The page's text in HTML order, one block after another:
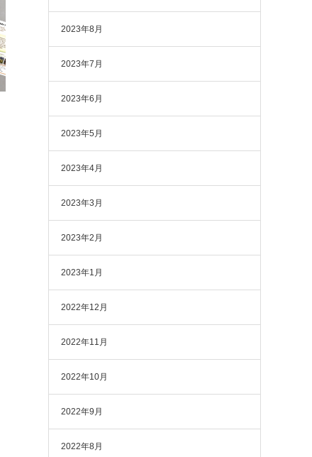
2023年8月
2023年7月
2023年6月
2023年5月
2023年4月
2023年3月
2023年2月
2023年1月
2022年12月
2022年11月
2022年10月
2022年9月
2022年8月